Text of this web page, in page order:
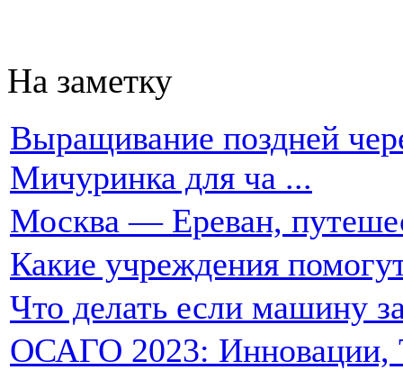
На заметку
Выращивание поздней
Мичуринка для ча ...
Москва — Ереван,
Какие учреждения
Что делать если машину
ОСАГО 2023: Инновации,